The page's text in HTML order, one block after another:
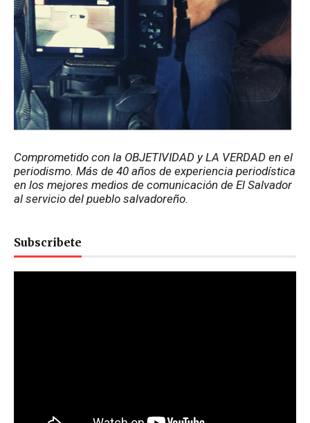
Comprometido con la OBJETIVIDAD y LA VERDAD en el
periodismo. Más de 40 años de experiencia periodística
en los mejores medios de comunicación de El Salvador
al servicio del pueblo salvadoreño.
Subscribete